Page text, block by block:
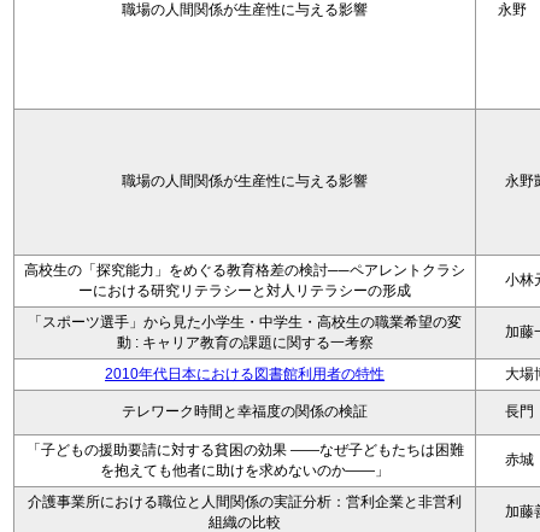
職場の人間関係が生産性に与える影響 永野
職場の人間関係が生産性に与える影響 永野
高校生の「探究能力」をめぐる教育格差の検討──ペアレントクラシ
ーにおける研究リテラシーと対人リテラシーの形成
小林
「スポーツ選手」から見た小学生・中学生・高校生の職業希望の変
動 : キャリア教育の課題に関する一考察
加藤
2010年代日本における図書館利用者の特性 大場
テレワーク時間と幸福度の関係の検証 長
「子どもの援助要請に対する貧困の効果 ――なぜ子どもたちは困難
を抱えても他者に助けを求めないのか――」
赤
介護事業所における職位と人間関係の実証分析：営利企業と非営利
組織の比較
加藤